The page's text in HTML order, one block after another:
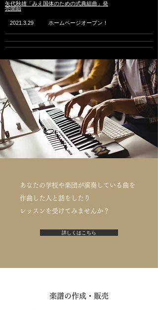
あなたの学校や楽団が演奏している曲を
作曲した人と話をしたり
レッスンを受けてみませんか？
詳しくはこちら
ホームページオープン！
2021.3.29
矢代秋雄「みえ国体のための式典組曲」発
売開始
楽譜の作成・販売